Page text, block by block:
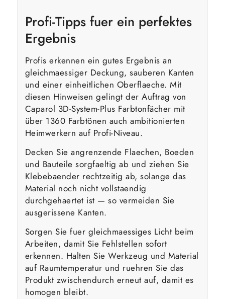
Profi-Tipps fuer ein perfektes
Ergebnis
Profis erkennen ein gutes Ergebnis an
gleichmaessiger Deckung, sauberen Kanten
und einer einheitlichen Oberflaeche. Mit
diesen Hinweisen gelingt der Auftrag von
Caparol 3D-System-Plus Farbtonfächer mit
über 1360 Farbtönen auch ambitionierten
Heimwerkern auf Profi-Niveau.
Decken Sie angrenzende Flaechen, Boeden
und Bauteile sorgfaeltig ab und ziehen Sie
Klebebaender rechtzeitig ab, solange das
Material noch nicht vollstaendig
durchgehaertet ist — so vermeiden Sie
ausgerissene Kanten.
Sorgen Sie fuer gleichmaessiges Licht beim
Arbeiten, damit Sie Fehlstellen sofort
erkennen. Halten Sie Werkzeug und Material
auf Raumtemperatur und ruehren Sie das
Produkt zwischendurch erneut auf, damit es
homogen bleibt.